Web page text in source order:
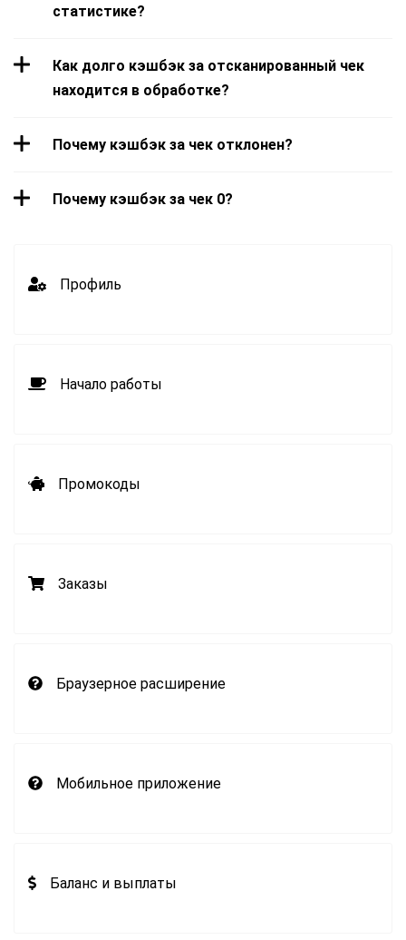
статистике?
Как долго кэшбэк за отсканированный чек
находится в обработке?
Почему кэшбэк за чек отклонен?
Почему кэшбэк за чек 0?
Профиль
Начало работы
Промокоды
Заказы
Браузерное расширение
Мобильное приложение
Баланс и выплаты